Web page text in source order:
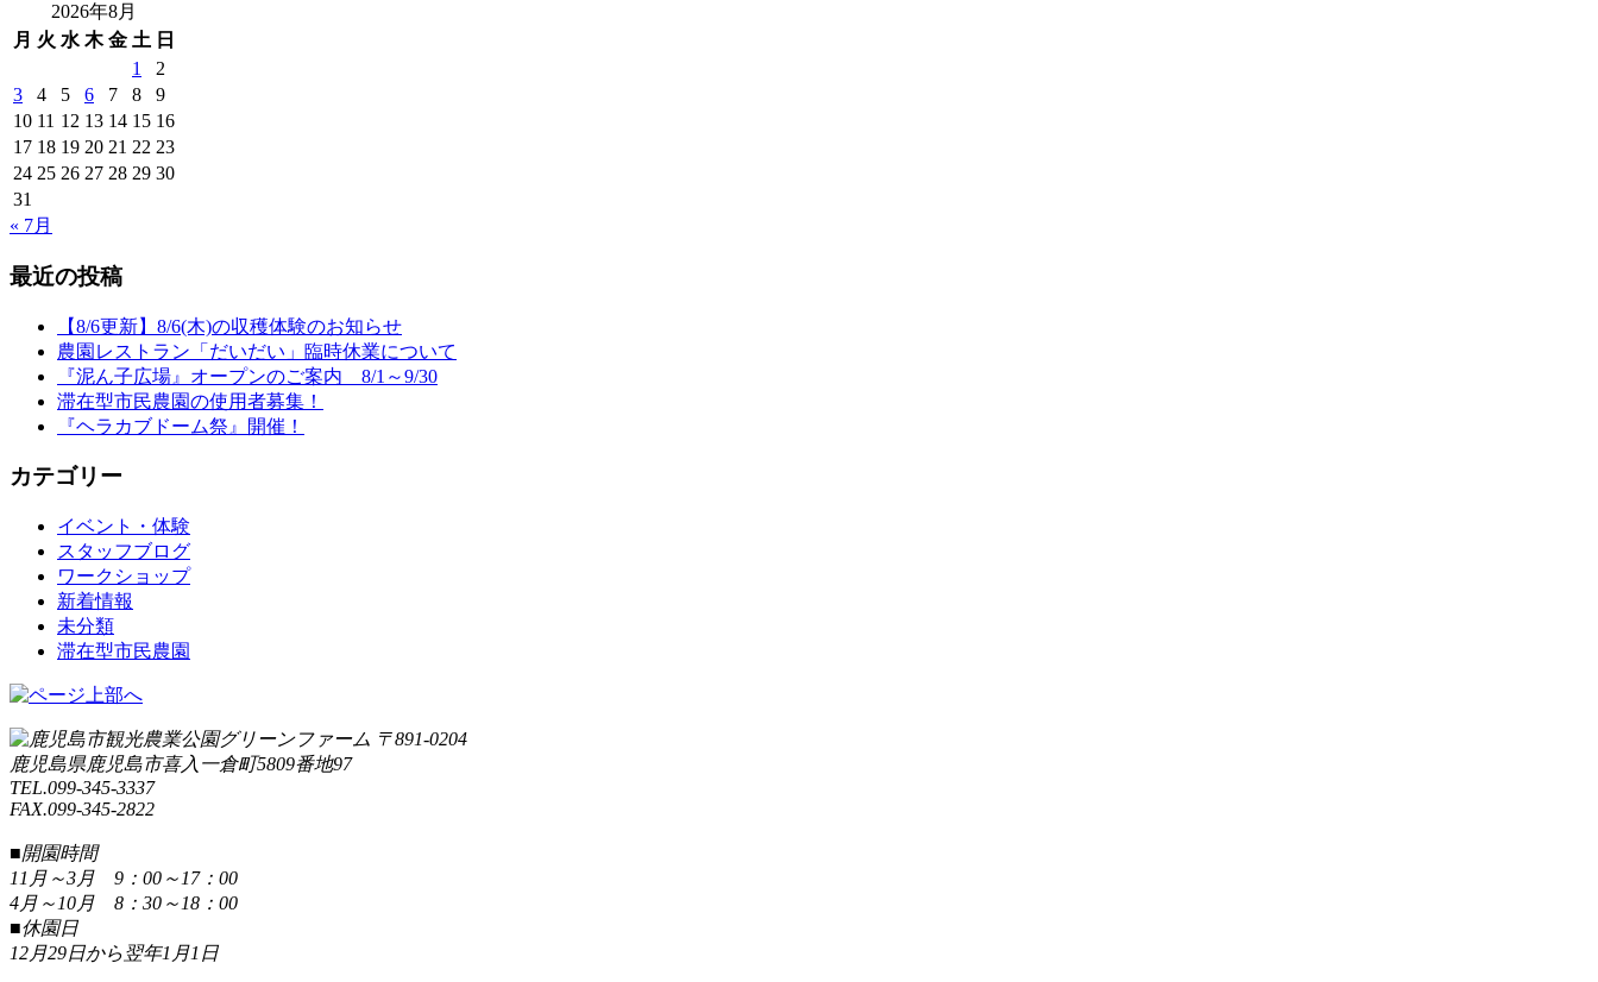
2026年8月
月 火 水 木 金 土 日
1
2
3
4 5 6 7 8
9
10 11 12 13 14 15 16
17 18 19 20 21 22 23
24 25 26 27 28 29 30
31
« 7月
最近の投稿
【8/6更新】8/6(木)の収穫体験のお知らせ
農園レストラン「だいだい」臨時休業について
『泥ん子広場』オープンのご案内 8/1～9/30
滞在型市民農園の使用者募集！
『ヘラカブドーム祭』開催！
カテゴリー
イベント・体験
スタッフブログ
ワークショップ
新着情報
未分類
滞在型市民農園
〒891-0204
鹿児島県鹿児島市喜入一倉町5809番地97
TEL.099-345-3337
FAX.099-345-2822
■開園時間
11月～3月 9：00～17：00
4月～10月 8：30～18：00
■休園日
12月29日から翌年1月1日